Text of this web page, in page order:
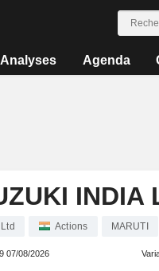
Analyses Agenda
INDIA
Actions MARUTI
07/08/2026